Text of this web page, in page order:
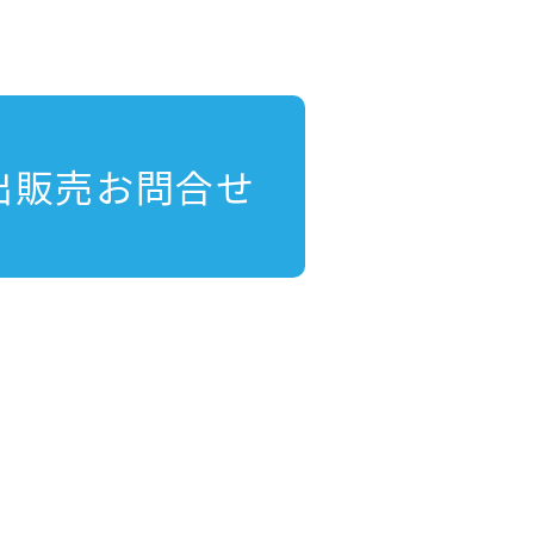
販売お問合せ